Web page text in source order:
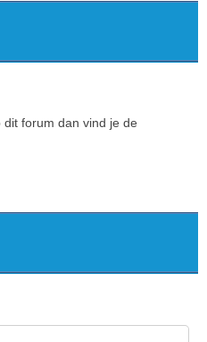
forum dan vind je de